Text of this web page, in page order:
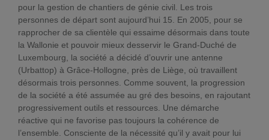
pour la gestion de chantiers de génie civil. Les trois
personnes de départ sont aujourd’hui 15. En 2005, pour se
rapprocher de sa clientèle qui essaime désormais dans toute
la Wallonie et pouvoir mieux desservir le Grand-Duché de
Luxembourg, la société a décidé d’ouvrir une antenne
(Urbattop) à Grâce-Hollogne, près de Liège, où travaillent
désormais trois personnes. Comme souvent, la progression
de la société a été assumée au gré des besoins, en rajoutant
progressivement outils et ressources. Une démarche
réactive qui ne favorise pas toujours la cohérence de
l’ensemble. Consciente de la nécessité qu’il y avait pour lui